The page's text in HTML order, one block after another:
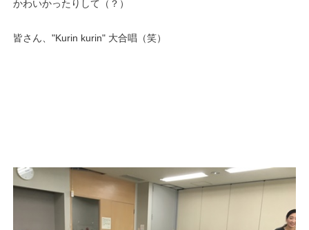
かわいかったりして（？）
皆さん、"Kurin kurin" 大合唱（笑）